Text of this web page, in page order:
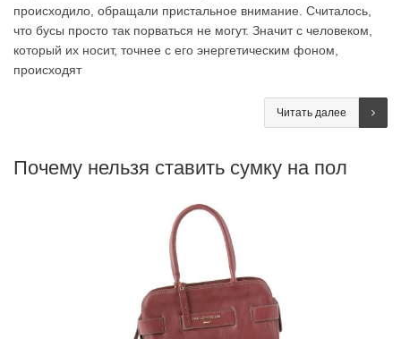
происходило, обращали пристальное внимание. Считалось,
что бусы просто так порваться не могут. Значит с человеком,
который их носит, точнее с его энергетическим фоном,
происходят
Читать далее
Почему нельзя ставить сумку на пол